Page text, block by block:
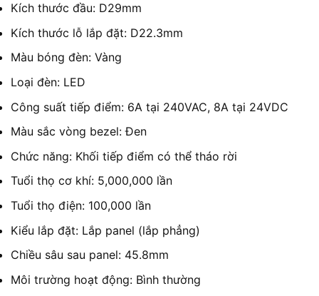
Kích thước đầu: D29mm
Kích thước lỗ lắp đặt: D22.3mm
Màu bóng đèn: Vàng
Loại đèn: LED
Công suất tiếp điểm: 6A tại 240VAC, 8A tại 24VDC
Màu sắc vòng bezel: Đen
Chức năng: Khối tiếp điểm có thể tháo rời
Tuổi thọ cơ khí: 5,000,000 lần
Tuổi thọ điện: 100,000 lần
Kiểu lắp đặt: Lắp panel (lắp phẳng)
Chiều sâu sau panel: 45.8mm
Môi trường hoạt động: Bình thường